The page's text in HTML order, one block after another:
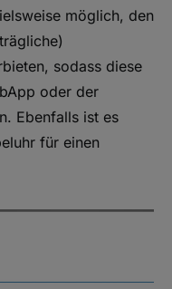
möglich, den
sodass diese
oder der
Ebenfalls ist es
für einen